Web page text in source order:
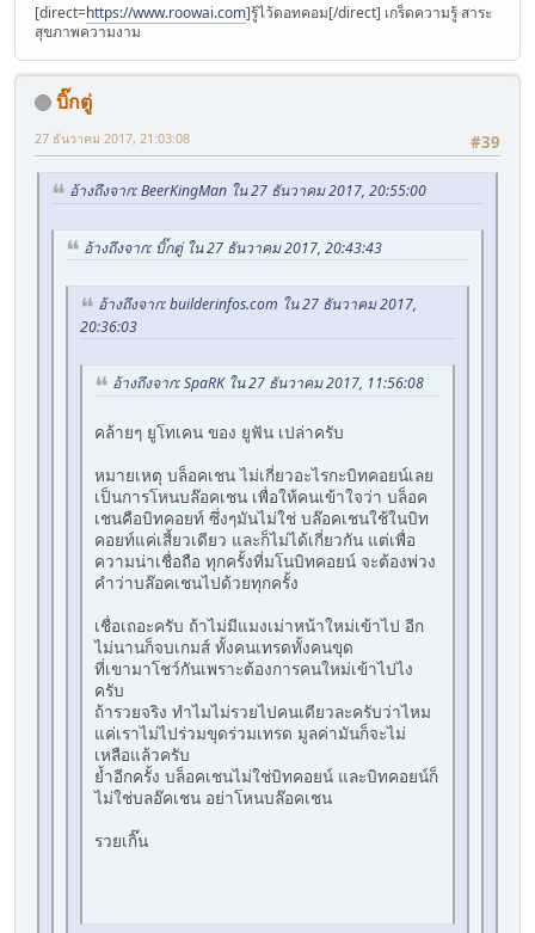
[direct=https://www.roowai.com]รู้ไว้ดอทคอม[/direct] เกร็ดความรู้ สาระ
สุขภาพความงาม
บิ๊กตู่
#39
27 ธันวาคม 2017, 21:03:08
อ้างถึงจาก: BeerKingMan ใน 27 ธันวาคม 2017, 20:55:00
อ้างถึงจาก: บิ๊กตู่ ใน 27 ธันวาคม 2017, 20:43:43
อ้างถึงจาก: builderinfos.com ใน 27 ธันวาคม 2017,
20:36:03
อ้างถึงจาก: SpaRK ใน 27 ธันวาคม 2017, 11:56:08
คล้ายๆ ยูโทเคน ของ ยูฟัน เปล่าครับ
หมายเหตุ บล็อคเชน ไม่เกี่ยวอะไรกะบิทคอยน์เลย
เป็นการโหนบล๊อคเชน เพื่อให้คนเข้าใจว่า บล็อค
เชนคือบิทคอยท์ ซึ่งๆมันไม่ใช่ บล๊อคเชนใช้ในบิท
คอยท์แค่เสี้ยวเดียว และก็ไม่ได้เกี่ยวกัน แต่เพื่อ
ความน่าเชื่อถือ ทุกครั้งที่มโนบิทคอยน์ จะต้องพ่วง
คำว่าบล๊อคเชนไปด้วยทุกครั้ง
เชื่อเถอะครับ ถ้าไม่มีแมงเม่าหน้าใหม่เข้าไป อีก
ไม่นานก็จบเกมส์ ทั้งคนเทรดทั้งคนขุด
ที่เขามาโชว์กันเพราะต้องการคนใหม่เข้าไปไง
ครับ
ถ้ารวยจริง ทำไมไม่รวยไปคนเดียวละครับว่าไหม
แค่เราไม่ไปร่วมขุดร่วมเทรด มูลค่ามันก็จะไม่
เหลือแล้วครับ
ย้ำอีกครั้ง บล็อคเชนไม่ใช่บิทคอยน์ และบิทคอยน์ก็
ไม่ใช่บลอ๊คเชน อย่าโหนบล๊อคเชน
รวยเกิ๊น